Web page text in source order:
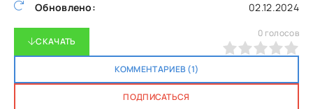
Обновлено:
02.12.2024
СКАЧАТЬ
КОММЕНТАРИЕВ (1)
ПОДПИСАТЬСЯ
0 голосов